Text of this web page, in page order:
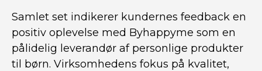
Samlet set indikerer kundernes feedback en
positiv oplevelse med Byhappyme som en
pålidelig leverandør af personlige produkter
til børn. Virksomhedens fokus på kvalitet,